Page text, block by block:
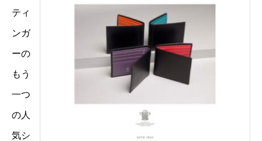
ティ
ンガ
ーの
もう
一つ
の人
気シ